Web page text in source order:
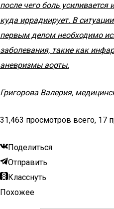
после чего боль
куда иррадиирует. В
первым делом необходимо
заболевания, такие как
аневризмы аорты.
Григорова Валерия,
31,463 просмотров всего, 17
Поделиться
Отправить
Класснуть
Похожее